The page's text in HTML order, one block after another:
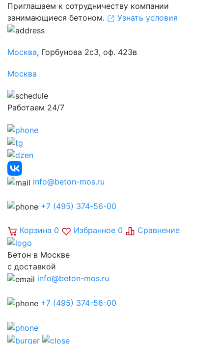
Приглашаем к сотрудничеству компании
занимающиеся бетоном.
Узнать условия
Москва, Горбунова 2с3, оф. 423в
Москва
Работаем 24/7
info@beton-mos.ru
+7 (495) 374-56-00
Корзина 0 Избранное 0 Сравнение
Бетон в Москве
с доставкой
info@beton-mos.ru
+7 (495) 374-56-00